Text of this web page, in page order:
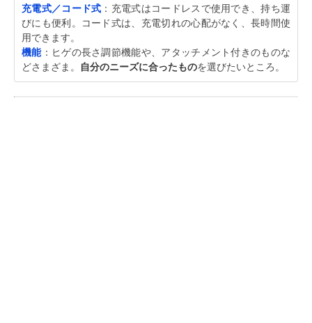
充電式／コード式 ：充電式はコードレスで使用でき、持ち運
びにも便利。コード式は、充電切れの心配がなく、長時間使
用できます。
機能：ヒゲの長さ調節機能や、アタッチメント付きのものな
どさまざま。
自分のニーズに合ったものを選びたいところ。